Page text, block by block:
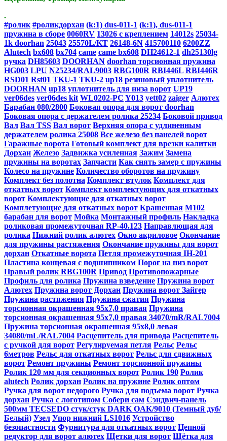
.
#ролик #роликдорхан (k:1) dus-011-1 (k:1), dus-011-1
пружина в сборе 0060RV 13026 с креплением 14012s 25034-
1k doorhan 25043 25570L/KT 26148-6N 415700110 6200ZZ
Alutech bx608 bx704 came came bx608 DH24612-1 dh25130lg
ручка DH85603 DOORHAN doorhan торсионная пружина
HG003 LPU N25234/RAL9003 RBG100R RBI446L RBI446R
RSD01 Rst01 TKU-1 TKU-2 up18 резиновый уплотнитель
DOORHAN up18 уплотнитель для низа ворот UP19
ver06des ver06des kit WL0202-PC Y013 yett02 zaiger Алютех
Барабан 080/2800 Боковая опора для ворот doorhan
Боковая опора с держателем ролика 25234 Боковой привод
Вал Вал TSS Вал ворот Верхняя опора с удлиненным
держателем ролика 25008 Все железо без панелей ворот
Гаражные ворота Готовый комплект для врезки калитки
Дорхан Железо Задвижка усиленная Зажим Замена
пружины на воротах Запчасти Как снять замер с пружины
Колесо на пружине Количество оборотов на пружину
Комплект без полотна Комплект втулок Комплект для
откатных ворот Комплект комплектующих для откатных
ворот Комплектующие для откатных ворот
Комплетующие для откатных ворот Крашенная М102
барабан для ворот Мойка Монтажный профиль Накладка
роликовая промежуточная RP-40.123 Направлющая для
ролика Нижний ролик алютех Окно акриловое Окончание
для пружины растяжения Окончание пружины для ворот
дорхан Откатные ворота Петля промежуточная IH-201
Пластина концевая с подшипником Порог на низ ворот
Правый ролик RBG100R Привод Противопожарные
Профиль для ролика Пружина взведение Пружина ворот
Алютех Пружина ворот Дорхан Пружина ворот Зайгер
Пружина растяжения Пружина сжатия Пружина
торсионная окрашенная 95х7,0 правая Пружина
торсионная окрашенная 95х7,0 правая 34070/mR/RAL7004
Пружина торсионная окрашенная 95х8,0 левая
34080/mL/RAL7004 Расцепитель для привода Расцепитель
с ручкой для ворот Регулируемая петля Рельс Рельс
6метров Рельс для откатных ворот Рельс для сдвижных
ворот Ремонт пружины Ремонт торсионной пружины
Ролик 120 мм для секционных ворот Ролик 190 Ролик
alutech Ролик дорхан Ролик на пружине Ролик оптом
Ручка для ворот недорого Ручка для подъема ворот Ручка
дорхан Ручка с логотипом Собери сам Сэндвич-панель
500мм TECSEDO стук/стук DARK OAK/9010 (Темный дуб/
Белый) Узел Упор нижний LS1016 Устройство
безопастности Фурнитура для откатных ворот Цепной
редуктор для ворот алютех Щетки для ворот Щётка для